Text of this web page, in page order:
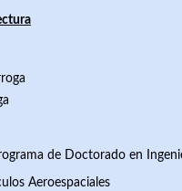
de Doctorado en
Aeroespaciales